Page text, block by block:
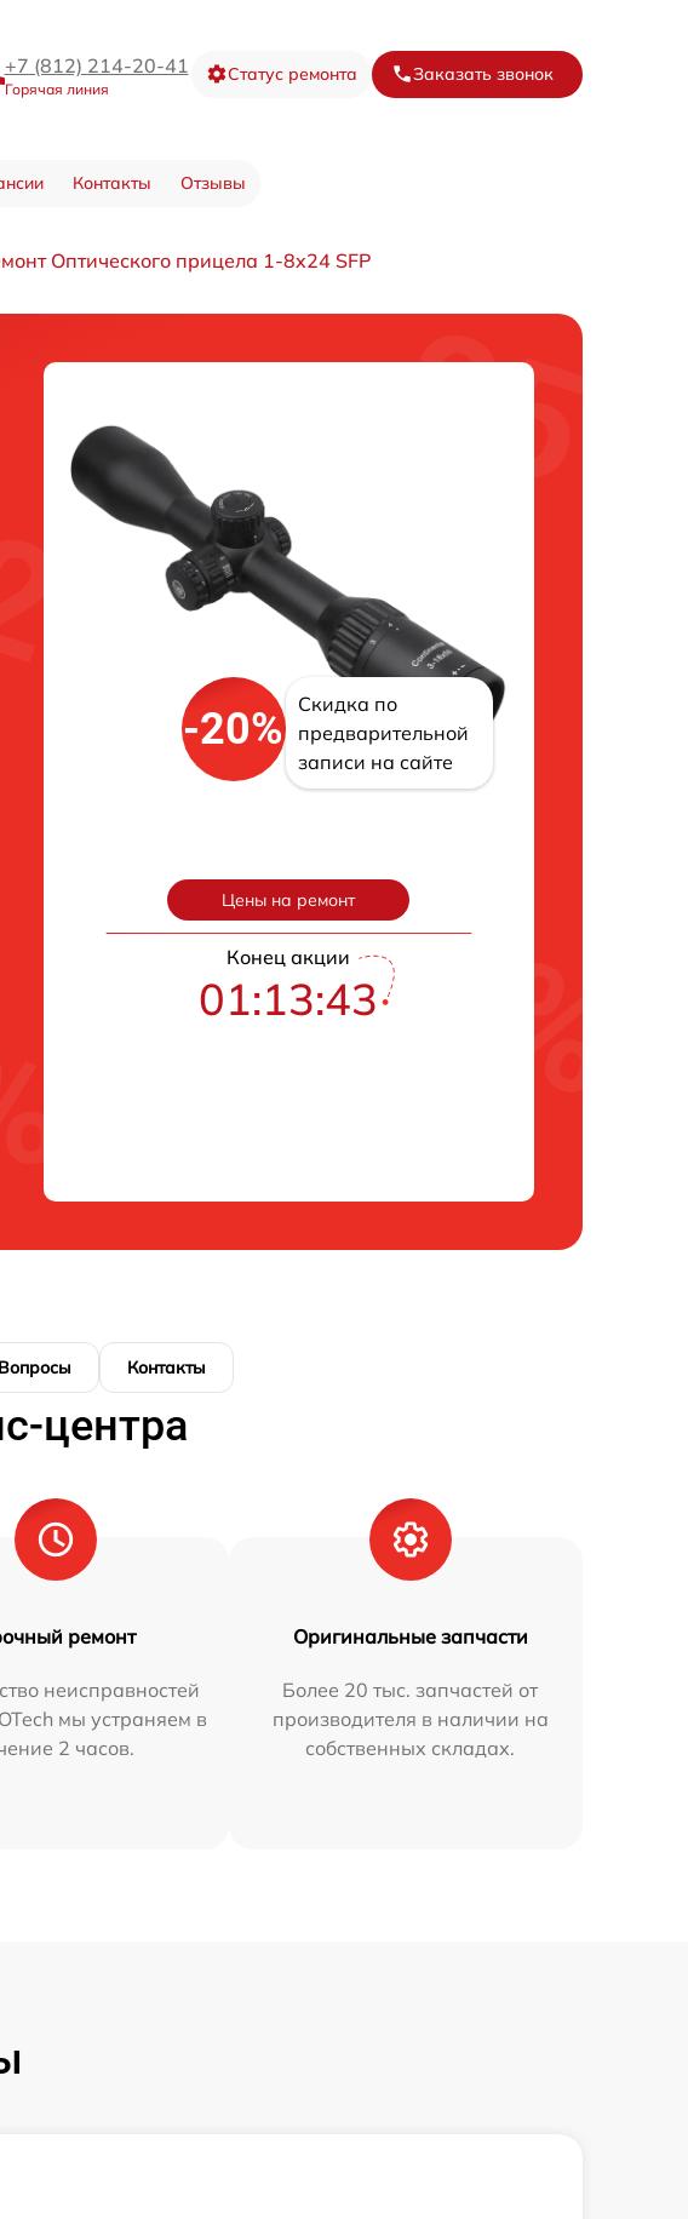
+7 (812) 214-20-41
Горячая линия
Статус ремонта Заказать звонок
Контакты Отзывы
Оптического прицела 1-8x24 SFP
-20%
Скидка по
предварительной
записи на сайте
Цены на ремонт
Конец акции
01:13:42
Вопросы Контакты
центра
ремонт
неисправностей
мы устраняем в
2 часов.
Оригинальные запчасти
Более 20 тыс. запчастей от
производителя в наличии на
собственных складах.